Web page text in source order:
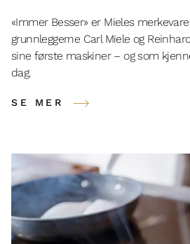
«Immer Besser» er Mieles
grunnleggerne Carl Miele og
sine første maskiner – og som
dag.
SE MER